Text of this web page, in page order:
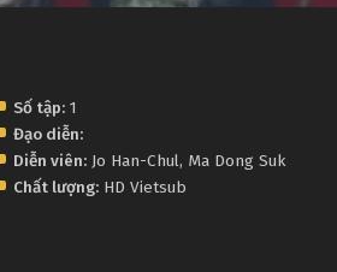
Số tập:1
Đạo diễn:
Diễn viên: Jo Han-Chul, Ma Dong Suk
Chất lượng: HD Vietsub